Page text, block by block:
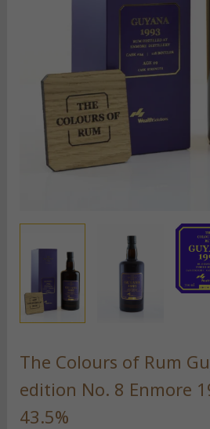
The Colours of Rum
edition No. 8 Enmore
43.5%